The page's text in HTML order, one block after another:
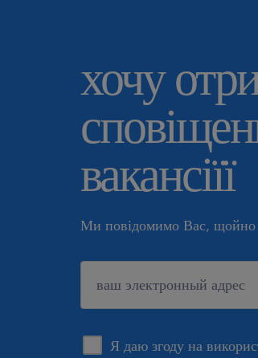
хочу
вакансіїї
Ми повідомимо Вас, щойно
Я даю згоду на
підтверджувати